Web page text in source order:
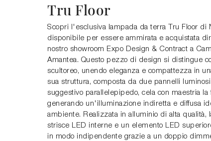
Tru Floor
Scopri l'esclusiva lampada da terra Tru Floor di
disponibile per essere ammirata e acquistata
nostro showroom Expo Design & Contract a
Amantea. Questo pezzo di design si distingue
scultoreo, unendo eleganza e compattezza in
sua struttura, composta da due pannelli
suggestivo parallelepipedo, cela con maestria la
generando un'illuminazione indiretta e diffusa
ambiente. Realizzata in alluminio di alta qualità,
strisce LED interne e un elemento LED
in modo indipendente grazie a un doppio